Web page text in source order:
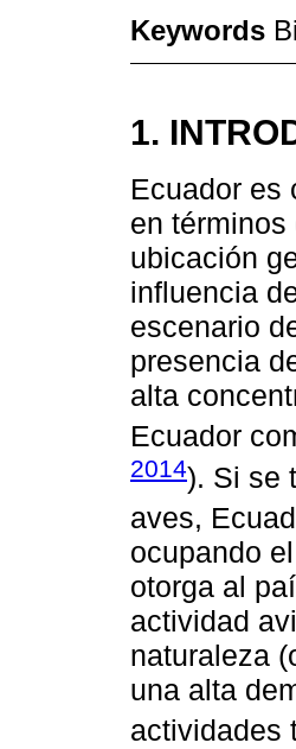
Keywords
1.
Ecuador es
en
ubicación
influencia
escenario
presencia
alta
Ecuador
2014). Si se
aves,
ocupando
otorga al
actividad
naturaleza
una alta
actividades